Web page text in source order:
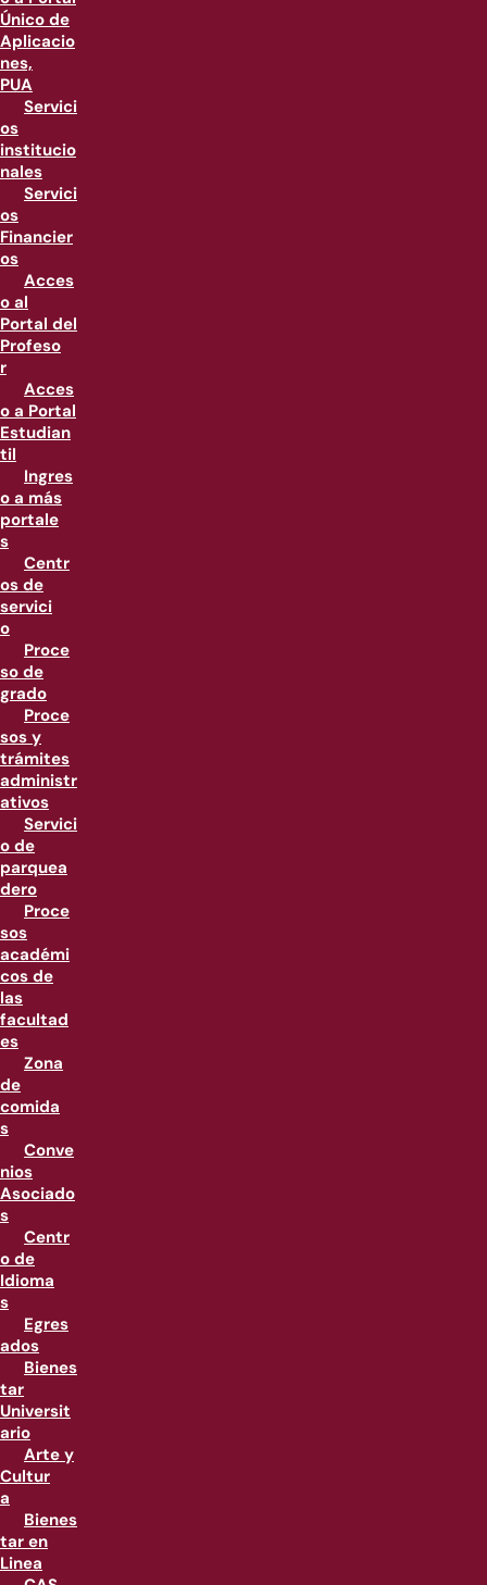
Único de
Aplicacio
nes,
PUA
Servici
os
institucio
nales
Servici
os
Financier
os
Acces
o al
Portal del
Profeso
r
Acces
o a Portal
Estudian
til
Ingres
o a más
portale
s
Centr
os de
servici
o
Proce
so de
grado
Proce
sos y
trámites
administr
ativos
Servici
o de
parquea
dero
Proce
sos
académi
cos de
las
facultad
es
Zona
de
comida
s
Conve
nios
Asociado
s
Centr
o de
Idioma
s
Egres
ados
Bienes
tar
Universit
ario
Arte y
Cultur
a
Bienes
tar en
Linea